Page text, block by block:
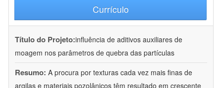
Currículo
Título do Projeto:influência de aditivos auxiliares de
moagem nos parâmetros de quebra das partículas
Resumo: A procura por texturas cada vez mais finas de
argilas e materiais pozolânicos têm resultado em crescente